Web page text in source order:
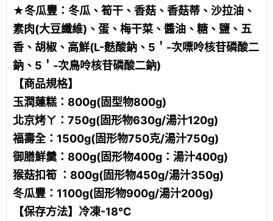
★冬瓜豐：冬瓜、筍干、香菇、香菇蒂、沙拉油、
素肉(大豆纖維)、蛋、梅干菜、醬油、糖、鹽、五
香、胡椒、高鮮(L-麩酸鈉、5＇-次嘌呤核苷磷酸二
鈉、5＇-次鳥呤核苷磷酸二鈉)
【商品規格】
玉潤蓮糕：800g(固型物800g)
北京烤ㄚ：750g(固形物630g/湯汁120g)
福壽全：1500g(固形物750克/湯汁750g)
御膳鮮羹：800g(固形物400g：湯汁400g)
猴菇扣筍 ：800g(固形物450g/湯汁350g)
冬瓜豐：1100g(固形物900g/湯汁200g)
【保存方法】冷凍-18℃